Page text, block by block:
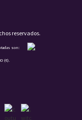
reservados.
son:
(€).